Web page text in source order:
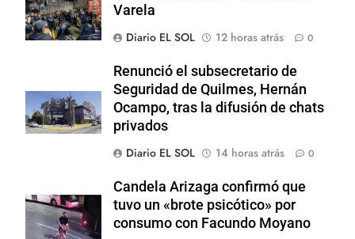
Varela
Diario EL SOL
12 horas atrás 0
Renunció el subsecretario de
Seguridad de Quilmes, Hernán
Ocampo, tras la difusión de chats
privados
Diario EL SOL
14 horas atrás 0
Candela Arizaga confirmó que
tuvo un «brote psicótico» por
consumo con Facundo Moyano